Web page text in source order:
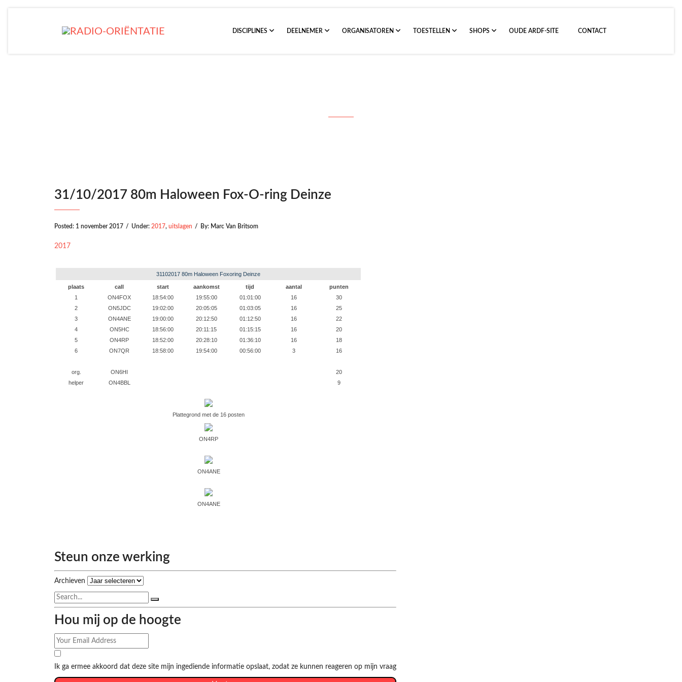
DISCIPLINES DEELNEMER ORGANISATOREN TOESTELLEN SHOPS OUDE ARDF-SITE CONTACT
31/10/2017 80m Haloween Fox-O-ring Deinze
Posted: 1 november 2017 / Under: 2017, uitslagen / By: Marc Van Britsom
2017
31102017 80m Haloween Foxoring Deinze
plaats call start aankomst tijd aantal
punten
1
ON4FOX 18:54:00 19:55:00 01:01:00 16
30
2
ON5JDC 19:02:00 20:05:05 01:03:05 16
25
3
ON4ANE 19:00:00 20:12:50 01:12:50 16
22
4
ON5HC 18:56:00 20:11:15 01:15:15 16
20
5
ON4RP 18:52:00 20:28:10 01:36:10 16
18
6
ON7QR 18:58:00 19:54:00 00:56:00 3 16
org. ON6HI
20
helper
ON4BBL 9
Plattegrond met de 16 posten
ON4RP
ON4ANE
ON4ANE
Steun onze werking
Archieven
Hou mij op de hoogte
Ik ga ermee akkoord dat deze site mijn ingediende informatie opslaat, zodat ze kunnen reageren op mijn vraag